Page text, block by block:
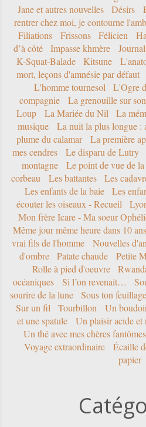
Jane et autres nouvelles
Désirs
rentrer chez moi, je contourne
Filiations
Frissons Félicien
d’à côté
Impasse khmère
K-Squat-Balade
Kitsune
mort, leçons d'amnésie par défaut
L'homme tournesol
L'Ogre
compagnie
La grenouille sur
Loup
La Mariée du Nil La
musique
La nuit la plus longue :
plume du calamar
La première
mes cendres
Le disparu de Lutry
montagne
Le point de vue de
corbeau
Les battantes Les
Les enfants de la baie
Les
écouter les oiseaux - Recueil
Mon frère Icare - Ma soeur
Même jour même heure dans 10 ans
vrai fils de l'homme
Nouvelles
d'ombre
Patate chaude Petite
Rolle à pied d'oeuvre
océaniques
Si l’on revenait…
sourire de la lune
Sous ton feuillage
Sur un fil
Tourbillon Un
et une spatule
Un plaisir acide et
Un thé avec mes chères fantômes
Voyage extraordinaire
Écaille
papier